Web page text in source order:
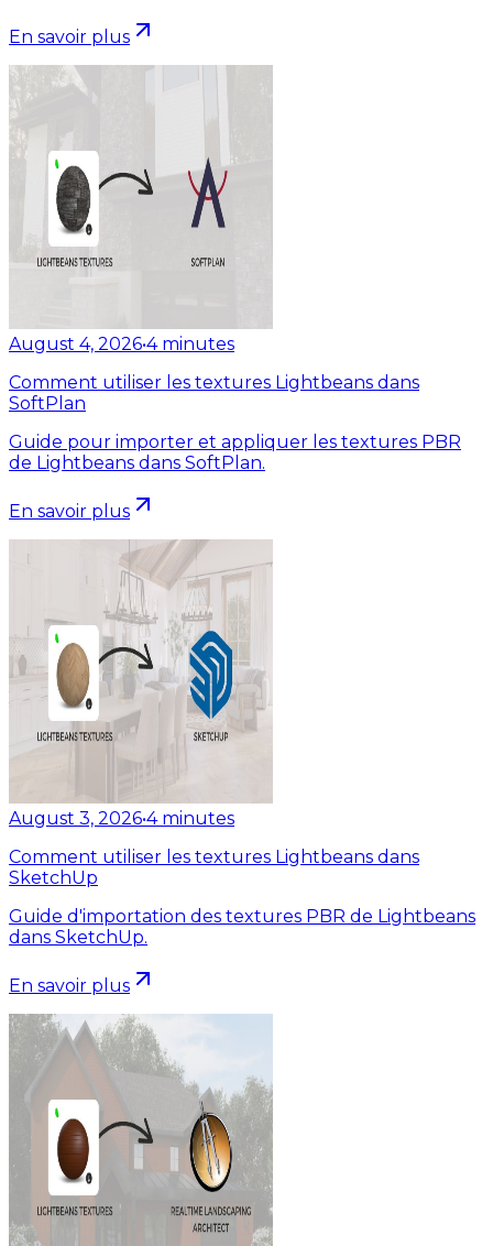
En savoir plus
August 4, 2026•4 minutes
Comment utiliser les textures Lightbeans dans
SoftPlan
Guide pour importer et appliquer les textures PBR
de Lightbeans dans SoftPlan.
En savoir plus
August 3, 2026•4 minutes
Comment utiliser les textures Lightbeans dans
SketchUp
Guide d'importation des textures PBR de Lightbeans
dans SketchUp.
En savoir plus